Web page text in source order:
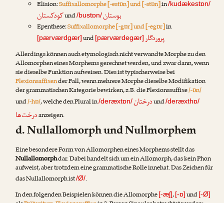
Elision:Suffixallomorphe [-estɒn] und [-stɒn]in/kudækestɒn/
کودکستانund/bustɒn/بوستان
Epenthese:Suffixallomorphe [-gɒr] und [-egɒr]in
[pærværdgær]und [pærværdegær]پروردگار
Allerdings können auch etymologisch nicht verwandte Morphe zu den
Allomorphen eines Morphems gerechnet werden, und zwar dann, wenn
sie dieselbe Funktion aufweisen. Dies ist typischerweise bei
Flexionsaffixender Fall, wenn mehrere Morphe dieselbe Modifikation
der grammatischen Kategorie bewirken, z.B. die Flexionssuffixe/-ɒn/
und/-hɒ/, welche den Plural in/deræxtɒn/درختانund/deræxthɒ/
درخت‌هاanzeigen.
d. Nullallomorph und Nullmorphem
Eine besondere Form von Allomorphen eines Morphems stellt das
Nullallomorphdar. Dabei handelt sich um ein Allomorph, das kein Phon
aufweist, aber trotzdem eine grammatische Rolle innehat. Das Zeichen für
das Nullallomorph ist/Ø/.
In den folgenden Beispielen können die Allomorphe[-æʃ],[-ɒ]und [-Ø]